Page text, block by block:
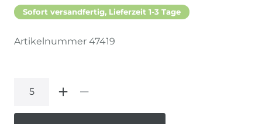
Sofort versandfertig, Lieferzeit 1-3 Tage
Artikelnummer 47419